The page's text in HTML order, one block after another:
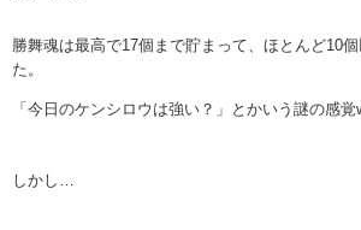
勝舞魂は最高で17個まで貯まって、ほとんど10
た。
「今日のケンシロウは強い？」とかいう謎の感覚
しかし…